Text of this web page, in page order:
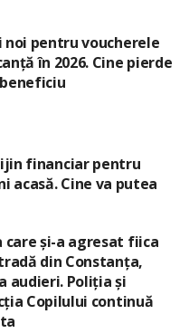
noi pentru voucherele
în 2026. Cine pierde
financiar pentru
acasă. Cine va putea
care și-a agresat fiica
din Constanța,
audieri. Poliția și
Copilului continuă